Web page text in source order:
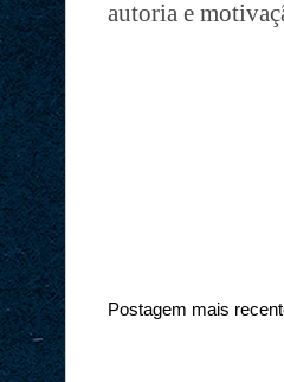
autoria e
Postagem mais